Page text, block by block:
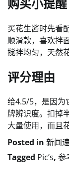
购买小提醒
买花生酱时先看
顺滑款，喜欢拌
搅拌均匀，天然
评分理由
给4.5/5，是因为
牌辨识度。扣掉
大量使用，而且
Posted in 新闻
Tagged Pic’s, 参